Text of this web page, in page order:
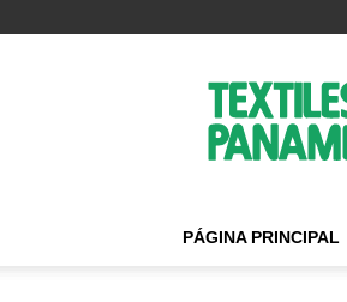
Textiles
Panamericanos
PÁGINA PRINCIPAL